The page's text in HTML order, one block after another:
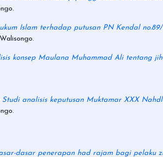
Islam terhadap putusan PN Kendal
konsep Maulana Muhammad Ali tentang
Studi analisis keputusan Muktamar XXX
dasar penerapan had rajam bagi pelaku